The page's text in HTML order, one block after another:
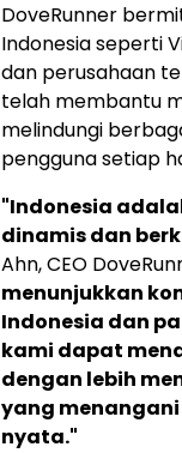
DoveRunner
Indonesia seperti
dan perusahaan
telah membantu
melindungi
pengguna setiap
"Indonesia
dinamis dan
Ahn, CEO
menunjukkan
Indonesia dan
kami dapat
dengan lebih
yang
nyata."